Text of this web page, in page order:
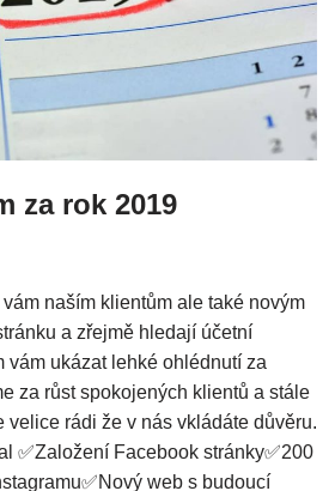
za rok 2019
naším klientům ale také novým
a zřejmě hledají účetní
ukázat lehké ohlédnutí za
za růst spokojených klientů a stále
velice rádi že v nás vkládáte důvěru.
✅Založení Facebook stránky✅200
web s budoucí